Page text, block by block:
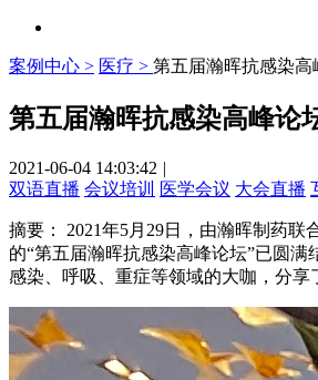
案例中心 > 医疗 > 第五届瀚晖抗感染高
第五届瀚晖抗感染高峰论
2021-06-04 14:03:42 |
双语直播 会议培训 医学会议 大会直播
摘要：
2021年5月29日，由瀚晖制药联
的“第五届瀚晖抗感染高峰论坛”已圆满
感染、呼吸、重症等领域的大咖，分享